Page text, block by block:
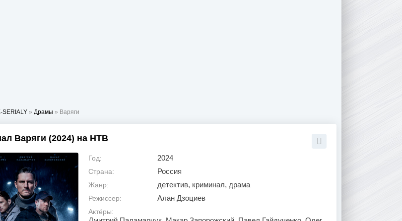
SERIALY » Драмы » Варяги
Варяги (2024) на НТВ
Год: 2024
Страна: Россия
Жанр: детектив, криминал, драма
Режиссер: Алан Дзоциев
Актёры: